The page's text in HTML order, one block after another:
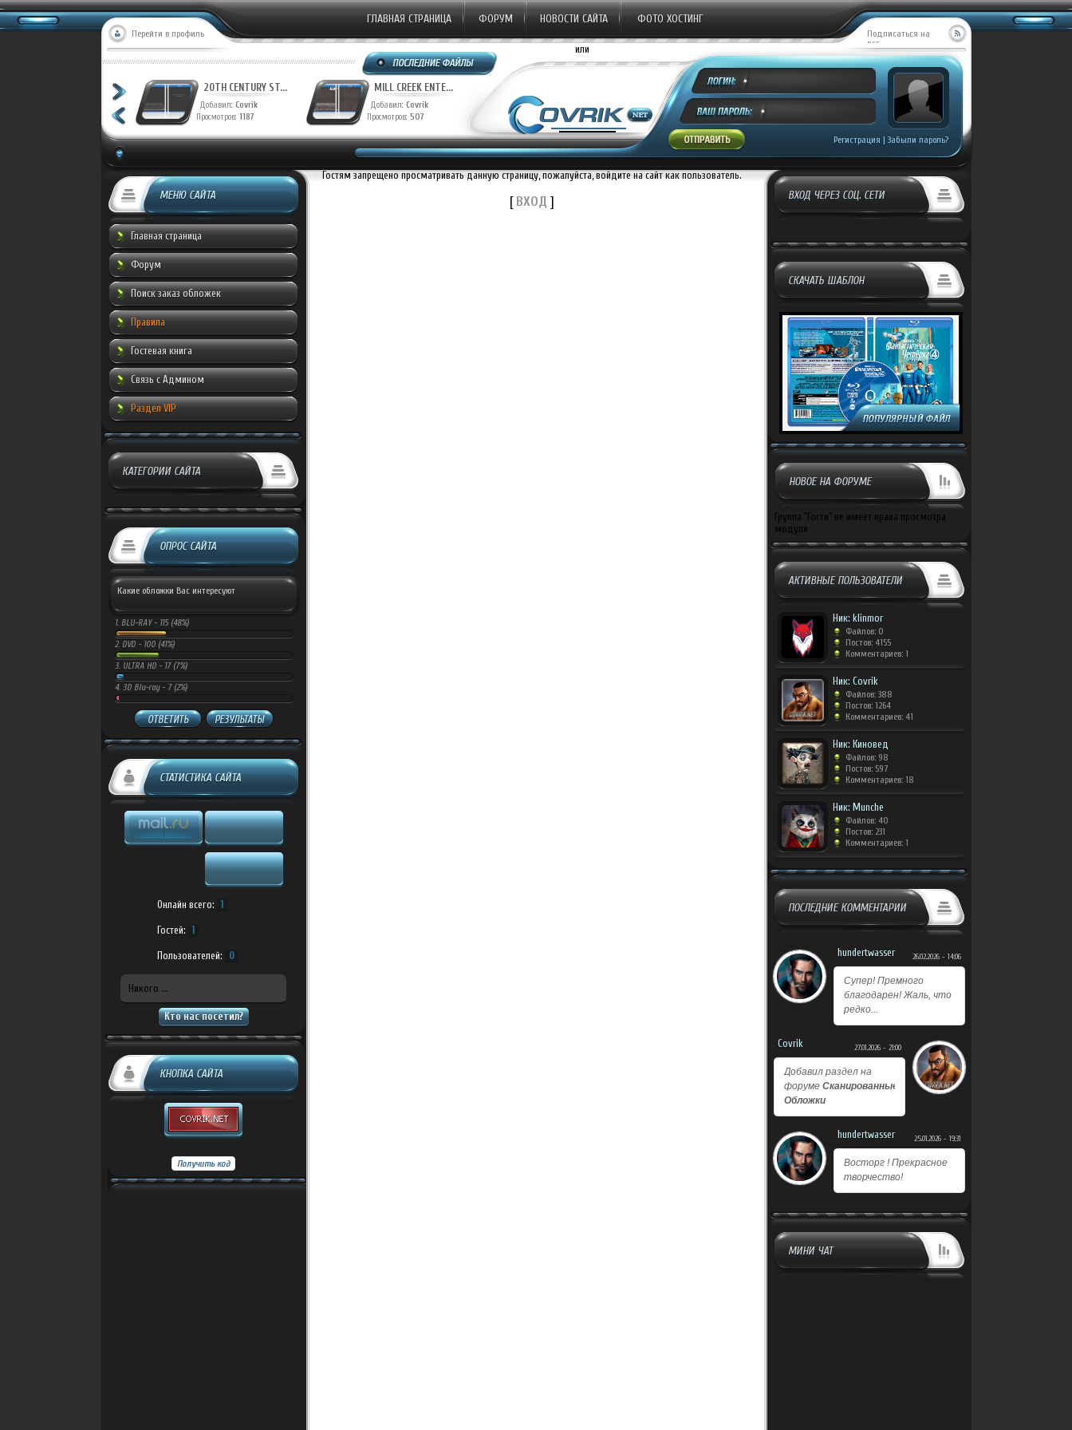
Перейти в профиль
ГЛАВНАЯ СТРАНИЦА ФОРУМ НОВОСТИ САЙТА ФОТО ХОСТИНГ
Подписаться на
RSS
20TH CENTURY ST... 20TH CENTURY ST...
Добавил: Covrik
Просмотров: 1187
MILL CREEK ENTE...
Добавил: Covrik
Просмотров: 507
Регистрация | Забыли пароль?
или
МЕНЮ САЙТА
Главная страница
Форум
Поиск заказ обложек
Правила
Гостевая книга
Связь с Админом
Раздел VIP
КАТЕГОРИИ САЙТА
ОПРОС САЙТА
Какие обложки Вас интересуют
1. BLU-RAY - 115 (48%)
2. DVD - 100 (41%)
3. ULTRA HD - 17 (7%)
4. 3D Blu-ray - 7 (2%)
ОТВЕТИТЬ РЕЗУЛЬТАТЫ
СТАТИСТИКА САЙТА
Онлайн всего: 1
Гостей: 1
Пользователей: 0
Никого ...
Кто нас посетил?
КНОПКА САЙТА
Гостям запрещено просматривать данную страницу, пожалуйста, войдите на сайт как пользователь.
[ВХОД ] ВХОД ЧЕРЕЗ СОЦ. СЕТИ
СКАЧАТЬ ШАБЛОН
НОВОЕ НА ФОРУМЕ
Группа "Гости" не имеет права просмотра
модуля
АКТИВНЫЕ ПОЛЬЗОВАТЕЛИ
Ник: klinmor
Файлов: 0
Постов: 4155
Комментариев: 1
Ник: Covrik
Файлов: 388
Постов: 1264
Комментариев: 41
Ник: Киновед
Файлов: 98
Постов: 597
Комментариев: 18
Ник: Munche
Файлов: 40
Постов: 231
Комментариев: 1
ПОСЛЕДНИЕ КОММЕНТАРИИ
hundertwasser 26.02.2026 - 14:06
Супер! Премного
благодарен! Жаль, что
редко...
Covrik 27.01.2026 - 21:00
Добавил раздел на
форуме Сканированные
Обложки
hundertwasser 25.01.2026 - 19:31
Восторг ! Прекрасное
творчество!
МИНИ ЧАТ